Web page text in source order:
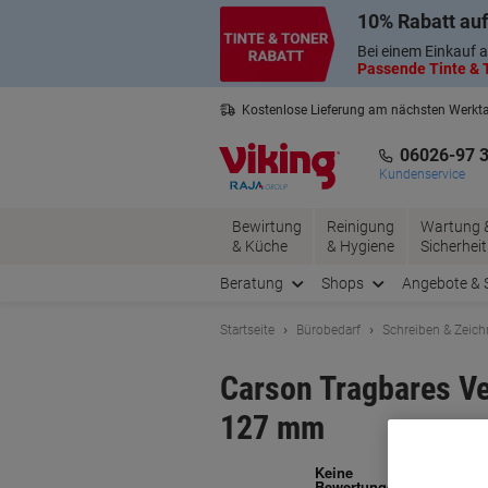
10% Rabatt
Bei einem Einkauf
Passende Tinte &
Kostenlose Lieferung am nächsten
06026-97
Kundenservice
Bewirtung
& Küche
Reinigung
& Hygiene
Wartung
Sicherheit
Beratung Shops Angebote &
Startseite Bürobedarf Schreiben &
Carson Tragbares
127 mm